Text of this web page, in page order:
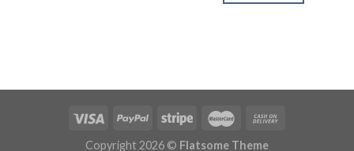
Copyright 2026 © Flatsome Theme